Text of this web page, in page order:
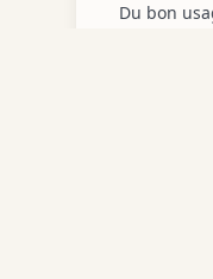
Du bon